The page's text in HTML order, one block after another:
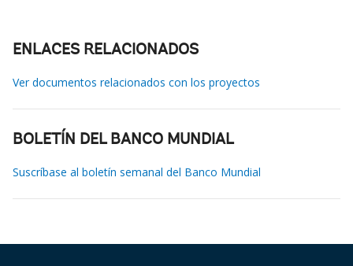
ENLACES RELACIONADOS
Ver documentos relacionados con los proyectos
BOLETÍN DEL BANCO MUNDIAL
Suscríbase al boletín semanal del Banco Mundial